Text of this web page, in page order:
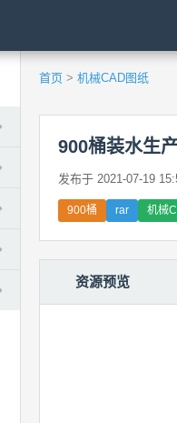
首页 > 机械CAD图纸
900桶装水生
发布于 2021-07-19
900桶 rar 机械
资源预览